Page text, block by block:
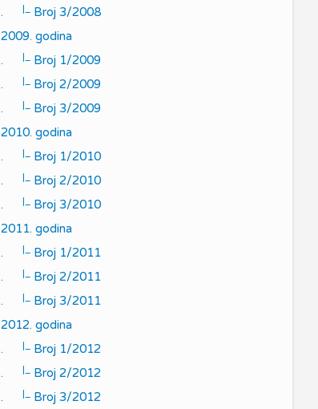
.
|_
Broj 3/2008
2009. godina
.
|_
Broj 1/2009
.
|_
Broj 2/2009
.
|_
Broj 3/2009
2010. godina
.
|_
Broj 1/2010
.
|_
Broj 2/2010
.
|_
Broj 3/2010
2011. godina
.
|_
Broj 1/2011
.
|_
Broj 2/2011
.
|_
Broj 3/2011
2012. godina
.
|_
Broj 1/2012
.
|_
Broj 2/2012
.
|_
Broj 3/2012